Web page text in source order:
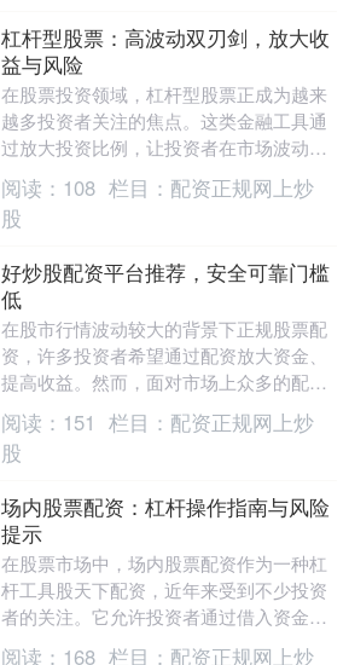
杠杆型股票：高波动双刃剑，放大收
益与风险
在股票投资领域，杠杆型股票正成为越来
越多投资者关注的焦点。这类金融工具通
过放大投资比例，让投资者在市场波动中
获取更高收益，但同时也伴随着同等比例
的风险放大。对于....
阅读： 108 栏目： 配资正规网上炒
股
好炒股配资平台推荐，安全可靠门槛
低
在股市行情波动较大的背景下正规股票配
资，许多投资者希望通过配资放大资金、
提高收益。然而，面对市场上众多的配资
平台，如何选择一家安全可靠、门槛低的
平台，成为投资者....
阅读： 151 栏目： 配资正规网上炒
股
场内股票配资：杠杆操作指南与风险
提示
在股票市场中，场内股票配资作为一种杠
杆工具股天下配资，近年来受到不少投资
者的关注。它允许投资者通过借入资金放
大投资规模，从而在牛市中获取更高收
阅读： 168 栏目： 配资正规网上炒